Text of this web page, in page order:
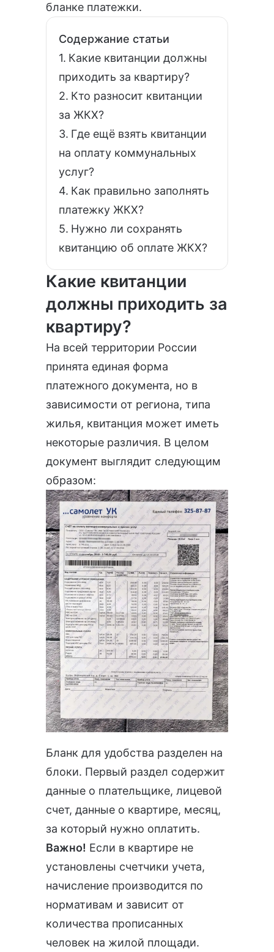
бланке платежки.
Содержание статьи
Какие квитанции должны
приходить за квартиру?
Кто разносит квитанции
за ЖКХ?
Где ещё взять квитанции
на оплату коммунальных
услуг?
Как правильно заполнять
платежку ЖКХ?
Нужно ли сохранять
квитанцию об оплате ЖКХ?
Какие квитанции
должны приходить за
квартиру?
На всей территории России
принята единая форма
платежного документа, но в
зависимости от региона, типа
жилья, квитанция может иметь
некоторые различия. В целом
документ выглядит следующим
образом:
Бланк для удобства разделен на
блоки. Первый раздел содержит
данные о плательщике, лицевой
счет, данные о квартире, месяц,
за который нужно оплатить.
Важно! Если в квартире не
установлены счетчики учета,
начисление производится по
нормативам и зависит от
количества прописанных
человек на жилой площади.